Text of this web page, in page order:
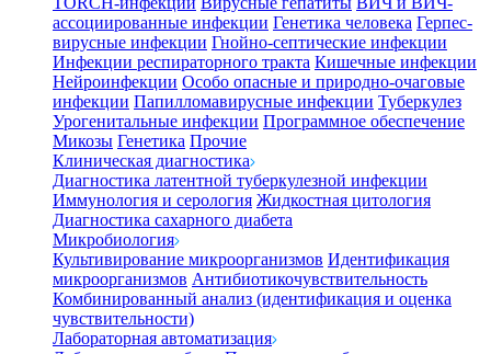
ассоциированные инфекции Генетика человека Герпес-
вирусные инфекции Гнойно-септические инфекции
Инфекции респираторного тракта Кишечные инфекции
Нейроинфекции Особо опасные и природно-очаговые
инфекции Папилломавирусные инфекции Туберкулез
Урогенитальные инфекции Программное обеспечение
Микозы Генетика Прочие
Клиническая диагностика
Диагностика латентной туберкулезной инфекции
Иммунология и серология Жидкостная цитология
Диагностика сахарного диабета
Микробиология
Культивирование микроорганизмов Идентификация
микроорганизмов Антибиотикочувствительность
Комбинированный анализ (идентификация и оценка
чувствительности)
Лабораторная автоматизация